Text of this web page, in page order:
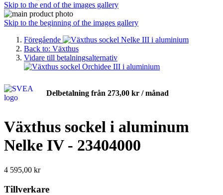
Skip to the end of the images gallery
Skip to the beginning of the images gallery
Föregående
Back to: Växthus
Vidare till betalningsalternativ
Delbetalning från 273,00 kr / månad
Växthus sockel i aluminum
Nelke IV - 23404000
4 595,00 kr
Tillverkare